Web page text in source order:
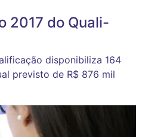
2017 do Quali-
disponibiliza 164
previsto de R$ 876 mil